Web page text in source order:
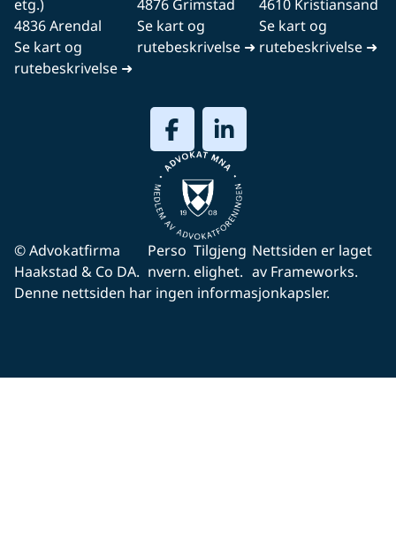
etg.)
4836 Arendal
Se kart og
rutebeskrivelse ➜
4876 Grimstad
Se kart og
rutebeskrivelse ➜
4610 Kristiansand
Se kart og
rutebeskrivelse ➜
© Advokatfirma
Haakstad & Co DA.
Perso
nvern.
Tilgjeng
elighet.
Nettsiden er laget
av Frameworks.
Denne nettsiden har ingen informasjonkapsler.